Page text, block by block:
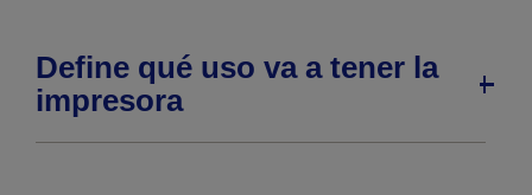
Define qué uso va a tener la
impresora